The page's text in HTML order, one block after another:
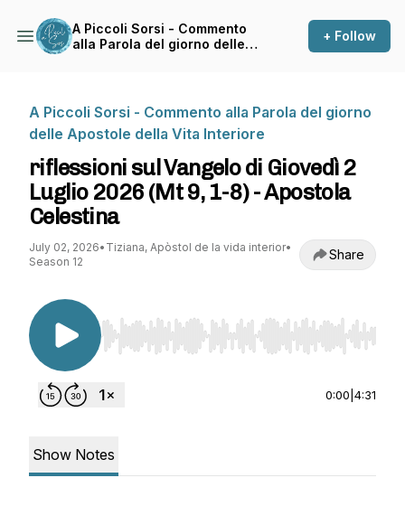
A Piccoli Sorsi - Commento
alla Parola del giorno delle
+ Follow
A Piccoli Sorsi - Commento alla Parola del giorno
delle Apostole della Vita Interiore
riflessioni sul Vangelo di Giovedì 2
Luglio 2026 (Mt 9, 1-8) - Apostola
Celestina
July 02, 2026• Tiziana, Apòstol de la vida interior•
Season 12
Share
Use Left/Right to seek, Home/End to jump to
0:00 4:31
Show Notes